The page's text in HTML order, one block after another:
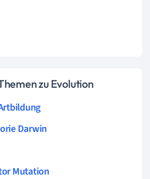
zu Evolution
Darwin
Mutation